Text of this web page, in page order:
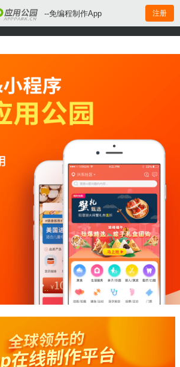
--免编程制作App 注册